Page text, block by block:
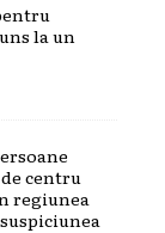
la un
centru
regiunea